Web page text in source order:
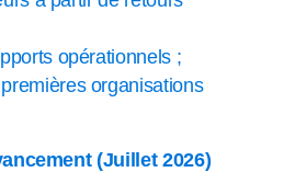
opérationnels ;
organisations
(Juillet 2026)